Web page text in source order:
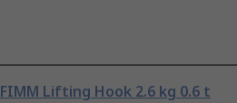
FIMM Lifting Hook 2.6 kg 0.6 t